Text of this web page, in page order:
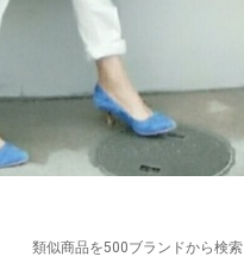
類似商品を500ブランドから検索